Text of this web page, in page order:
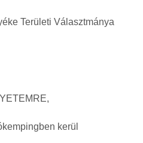
Területi Választmánya
kerül